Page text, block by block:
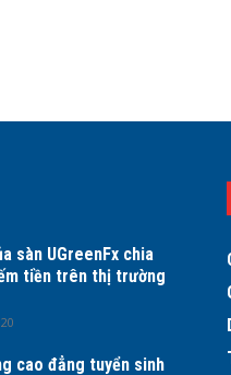
sàn UGreenFx chia
tiền trên thị trường
cao đẳng tuyển sinh